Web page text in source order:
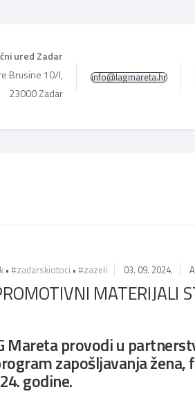
ured Zadar
Brusine 10/I,
23000 Zadar
info@lagmareta.hr
• #zadarskiotoci • #zazeli 03. 09. 2024.
MATERIJALI
Mareta provodi u
zapošljavanja žena,
godine.